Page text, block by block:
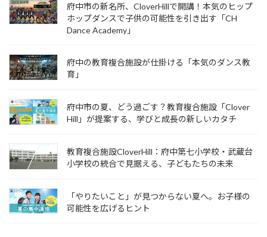
府中市の新名所、CloverHillで開講！本気のヒップ
ホップダンスで子供の可能性を引き出す「CH
Dance Academy」
府中の教育複合施設が仕掛ける「本気のダンス教
育」
府中市の夏、どう過ごす？教育複合施設「Clover
Hill」が提案する、学びと成長の新しいカタチ
教育複合施設CloverHill：府中第七小学校・武蔵台
小学校の統合で見据える、子どもたちの未来
「やりたいこと」が見つからない夏へ。お子様の
可能性を広げるヒント